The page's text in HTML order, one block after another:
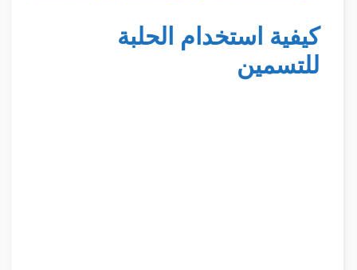
كيفية استخدام الحلبة
للتسمين